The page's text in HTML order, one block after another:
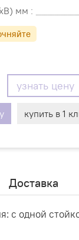
мм :
узнать цену
купить в 1
Доставка
с одной